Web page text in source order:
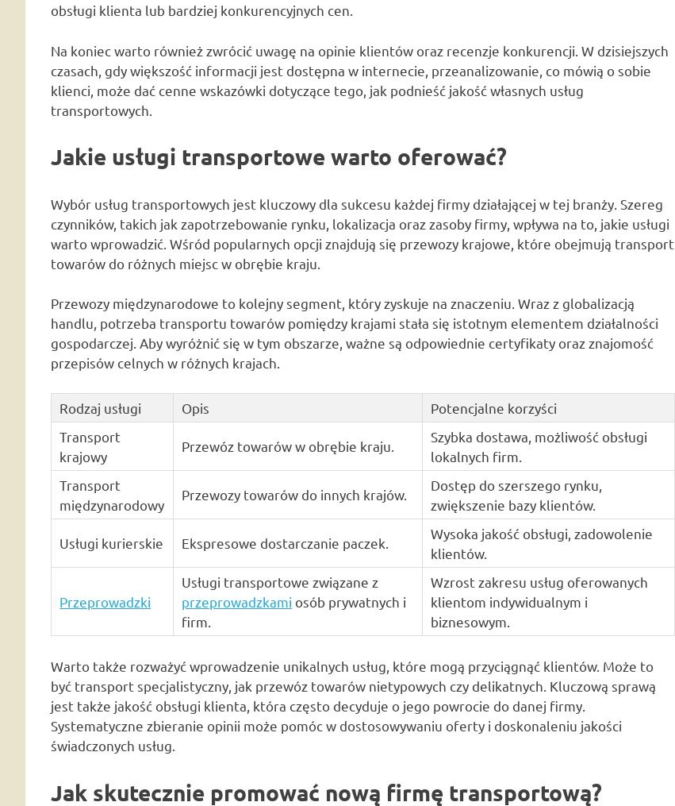
obsługi klienta lub bardziej konkurencyjnych cen.
Na koniec warto również zwrócić uwagę na opinie klientów oraz recenzje konkurencji. W dzisiejszych
czasach, gdy większość informacji jest dostępna w internecie, przeanalizowanie, co mówią o sobie
klienci, może dać cenne wskazówki dotyczące tego, jak podnieść jakość własnych usług
transportowych.
Jakie usługi transportowe warto oferować?
Wybór usług transportowych jest kluczowy dla sukcesu każdej firmy działającej w tej branży. Szereg
czynników, takich jak zapotrzebowanie rynku, lokalizacja oraz zasoby firmy, wpływa na to, jakie usługi
warto wprowadzić. Wśród popularnych opcji znajdują się przewozy krajowe, które obejmują transport
towarów do różnych miejsc w obrębie kraju.
Przewozy międzynarodowe to kolejny segment, który zyskuje na znaczeniu. Wraz z globalizacją
handlu, potrzeba transportu towarów pomiędzy krajami stała się istotnym elementem działalności
gospodarczej. Aby wyróżnić się w tym obszarze, ważne są odpowiednie certyfikaty oraz znajomość
przepisów celnych w różnych krajach.
Rodzaj usługi Opis
Potencjalne korzyści
Transport
krajowy
Przewóz towarów w obrębie kraju.
Szybka dostawa, możliwość obsługi
lokalnych firm.
Transport
międzynarodowy
Przewozy towarów do innych krajów.
Dostęp do szerszego rynku,
zwiększenie bazy klientów.
Usługi kurierskie Ekspresowe dostarczanie paczek.
Wysoka jakość obsługi, zadowolenie
klientów.
Przeprowadzki
Usługi transportowe związane z
przeprowadzkami osób prywatnych i
firm.
Wzrost zakresu usług oferowanych
klientom indywidualnym i
biznesowym.
Warto także rozważyć wprowadzenie unikalnych usług, które mogą przyciągnąć klientów. Może to
być transport specjalistyczny, jak przewóz towarów nietypowych czy delikatnych. Kluczową sprawą
jest także jakość obsługi klienta, która często decyduje o jego powrocie do danej firmy.
Systematyczne zbieranie opinii może pomóc w dostosowywaniu oferty i doskonaleniu jakości
świadczonych usług.
Jak skutecznie promować nową firmę transportową?